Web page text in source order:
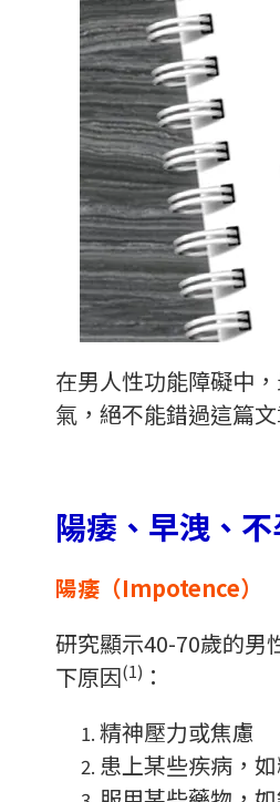
在男人性功能障礙中
氣，絕不能錯過這篇文
陽痿、早洩、
陽痿（Impotence）
研究顯示40-70歲的男
下原因(1) ：
精神壓力或焦慮
患上某些疾病，